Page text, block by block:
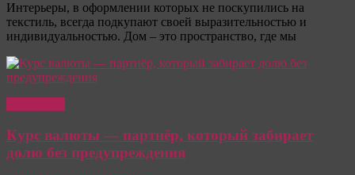
Интерьеры, в оформлении которых не поскупились на
текстиль, всегда подкупают своей выразительностью и
индивидуальностью. Дом – это пространство, где мы
Курс валюты — партнёр, который забирает
долю без предупреждения